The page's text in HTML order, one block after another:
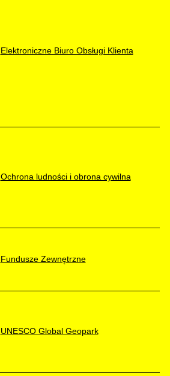
Elektroniczne Biuro Obsługi Klienta
Ochrona ludności i obrona cywilna
Fundusze Zewnętrzne
UNESCO Global Geopark